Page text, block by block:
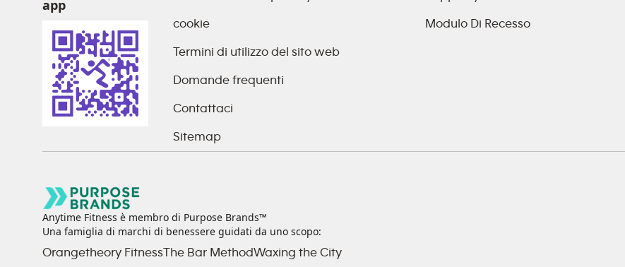
app
cookie
Termini di utilizzo del sito web
Domande frequenti
Contattaci
Sitemap
Modulo Di Recesso
Anytime Fitness è membro di Purpose Brands™
Una famiglia di marchi di benessere guidati da uno scopo:
Orangetheory FitnessThe Bar MethodWaxing the City